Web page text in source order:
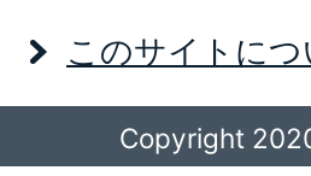
このサイトにつ
Copyright